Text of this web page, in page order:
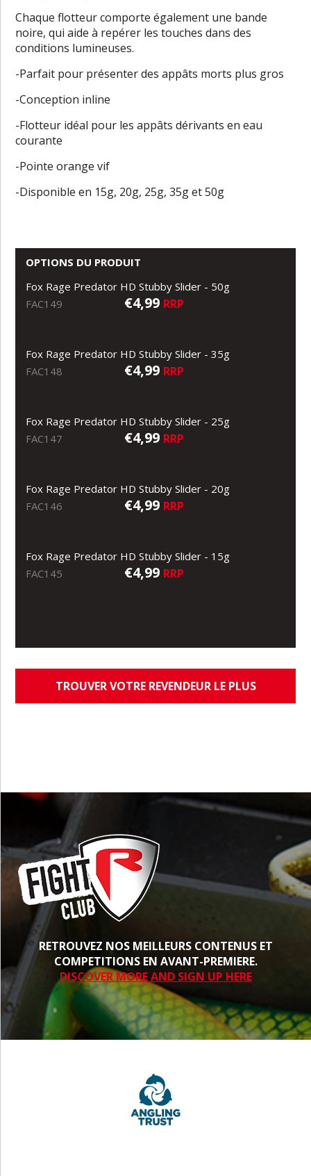
Chaque flotteur comporte également une bande
noire, qui aide à repérer les touches dans des
conditions lumineuses.
-Parfait pour présenter des appâts morts plus gros
-Conception inline
-Flotteur idéal pour les appâts dérivants en eau
courante
-Pointe orange vif
-Disponible en 15g, 20g, 25g, 35g et 50g
OPTIONS DU PRODUIT
Fox Rage Predator HD Stubby Slider - 50g
FAC149
€4,99 RRP
Fox Rage Predator HD Stubby Slider - 35g
FAC148
€4,99 RRP
Fox Rage Predator HD Stubby Slider - 25g
FAC147
€4,99 RRP
Fox Rage Predator HD Stubby Slider - 20g
FAC146
€4,99 RRP
Fox Rage Predator HD Stubby Slider - 15g
FAC145
€4,99 RRP
TROUVER VOTRE REVENDEUR LE PLUS
RETROUVEZ NOS MEILLEURS CONTENUS ET
COMPETITIONS EN AVANT-PREMIERE.
DISCOVER MORE AND SIGN UP HERE